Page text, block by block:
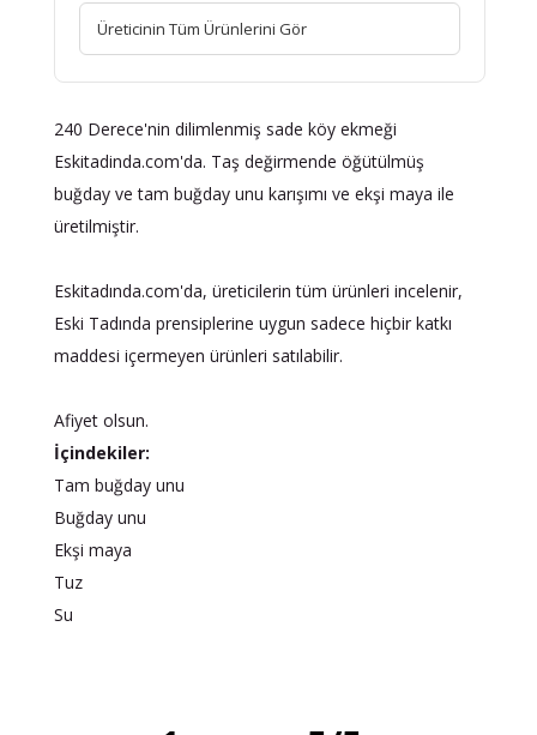
Üreticinin Tüm Ürünlerini Gör
240 Derece'nin dilimlenmiş sade köy ekmeği
Eskitadinda.com'da. Taş değirmende öğütülmüş
buğday ve tam buğday unu karışımı ve ekşi maya ile
üretilmiştir.
Eskitadında.com'da, üreticilerin tüm ürünleri incelenir,
Eski Tadında prensiplerine uygun sadece hiçbir katkı
maddesi içermeyen ürünleri satılabilir.
Afiyet olsun.
İçindekiler:
Tam buğday unu
Buğday unu
Ekşi maya
Tuz
Su